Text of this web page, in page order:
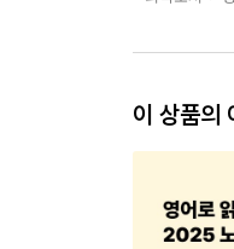
이 상품의